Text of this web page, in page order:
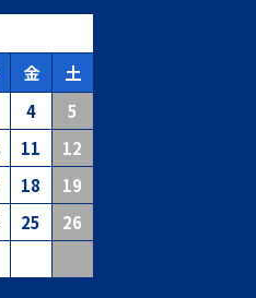
金 土
4
5
11
12
18
19
25
26